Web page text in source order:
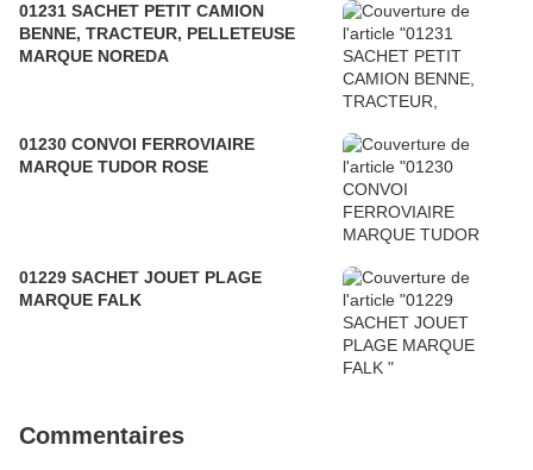
01231 SACHET PETIT CAMION
BENNE, TRACTEUR, PELLETEUSE
MARQUE NOREDA
01230 CONVOI FERROVIAIRE
MARQUE TUDOR ROSE
01229 SACHET JOUET PLAGE
MARQUE FALK
Commentaires